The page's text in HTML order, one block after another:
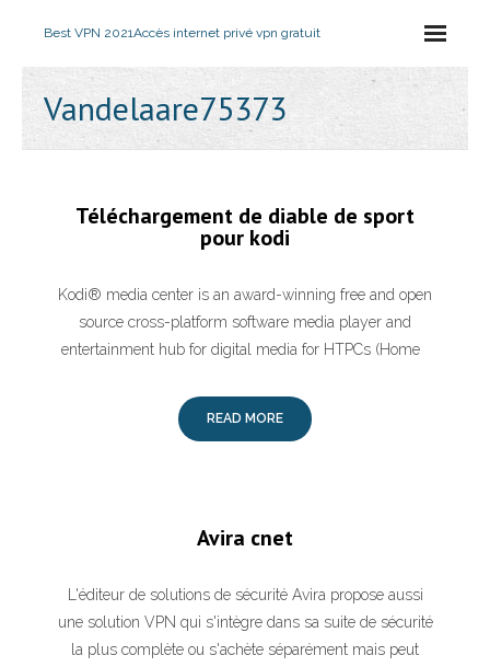
Best VPN 2021Accès internet privé vpn gratuit
Vandelaare75373
Téléchargement de diable de sport
pour kodi
Kodi® media center is an award-winning free and open
source cross-platform software media player and
entertainment hub for digital media for HTPCs (Home
READ MORE
Avira cnet
L'éditeur de solutions de sécurité Avira propose aussi
une solution VPN qui s'intègre dans sa suite de sécurité
la plus complète ou s'achète séparément mais peut